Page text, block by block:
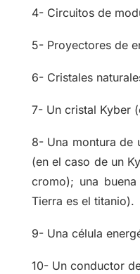
4- Circuitos de
5- Proyectores de
6- Cristales
7- Un cristal Kyber
8- Una montura de
(en el caso de un
cromo); una
Tierra es el titanio).
9- Una célula
10- Un conductor